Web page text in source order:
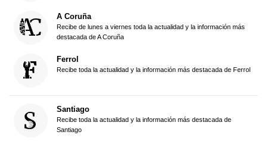
A Coruña
Recibe de lunes a viernes toda la actualidad y la información más
destacada de A Coruña
Ferrol
Recibe toda la actualidad y la información más destacada de Ferrol
Santiago
Recibe toda la actualidad y la información más destacada de
Santiago